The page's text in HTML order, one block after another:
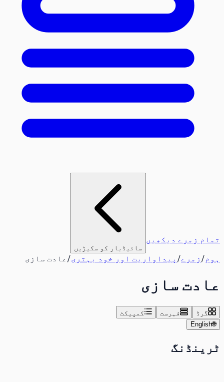
تمام زمرے دیکھیں
سائیڈبار کو سکیڑیں
ہوم /زمرے/پیداواریت اور خود بہتری /عادت سازی
عادت سازی
گرڈ فہرست کمپیکٹ
🌐
English
ٹرینڈنگ